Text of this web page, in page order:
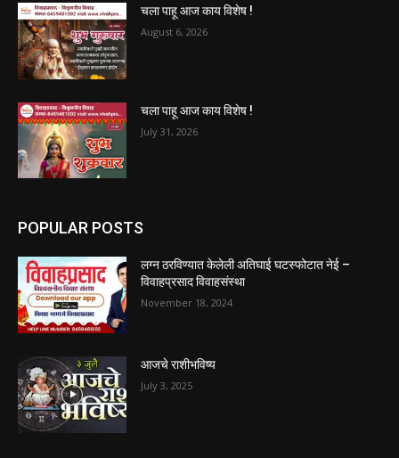
चला पाहू आज काय विशेष !
August 6, 2026
चला पाहू आज काय विशेष !
July 31, 2026
POPULAR POSTS
लग्न ठरविण्यात केलेली अतिघाई घटस्फोटात नेई –
विवाहप्रसाद विवाहसंस्था
November 18, 2024
आजचे राशीभविष्य
July 3, 2025